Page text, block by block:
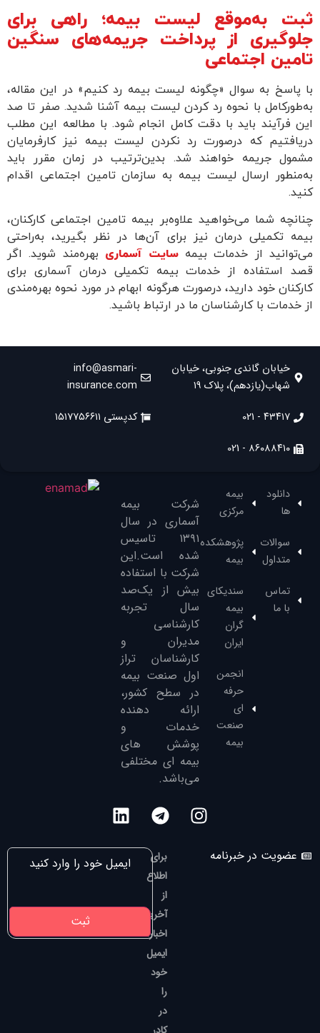
ثبت به‌موقع لیست بیمه؛ راهی برای
جلوگیری از پرداخت جریمه‌های سنگین
تامین اجتماعی
با پاسخ به سوال «چگونه لیست بیمه رد کنیم» در این مقاله،
به‌طور‌کامل با نحوه رد کردن لیست بیمه آشنا شدید. صفر تا صد
این فرآیند باید با دقت کامل انجام شود. با مطالعه این مطلب
دریافتیم که در‌صورت رد نکردن لیست بیمه نیز کارفرمایان
مشمول جریمه خواهند شد. بدین‌ترتیب در زمان مقرر باید
به‌منطور ارسال لیست بیمه به سازمان تامین اجتماعی اقدام
کنید.
چنانچه شما می‌‌خواهید علاوه‌بر بیمه تامین اجتماعی کارکنان،
بیمه تکمیلی درمان نیز برای آن‌‌ها در نظر بگیرید، به‌راحتی
می‌توانید از خدمات بیمهسایت آسماری بهره‌مند شوید. اگر
قصد استفاده از خدمات بیمه تکمیلی درمان آسماری برای
کارکنان خود دارید، در‌صورت هرگونه ابهام در مورد نحوه بهره‌مندی
از خدمات با کارشناسان ما در ارتباط باشید.
خیابان گاندی جنوبی، خیابان
شهاب(یازدهم)، پلاک ۱۹
۴۳۴۱۷ - 021
۸۶۰۸۸۴۱۰ - 021
info@asmari-
insurance.com
کدپستی ۱۵۱۷۷۵۶۶۱۱
دانلود
ها
سوالات
متداول
تماس
با ما
بیمه
مرکزی
پژوهشکده
بیمه
سندیکای
بیمه
گران
ایران
انجمن
حرفه
ای
صنعت
بیمه
شرکت بیمه
آسماری در سال
۱۳۹۱‌ تاسیس
شده است.این
شرکت با استفاده
بیش از یک‌صد
سال تجربه
کارشناسی
مدیران و
کارشناسان تراز
‌اول صنعت بیمه
در سطح کشور،
ارائه دهنده
خدمات و
پوشش های
بیمه ای مختلفی
می‌باشد.
عضویت در خبرنامه
برای
اطلاع
از
آخرین
اخبار،
ایمیل
خود
را
در